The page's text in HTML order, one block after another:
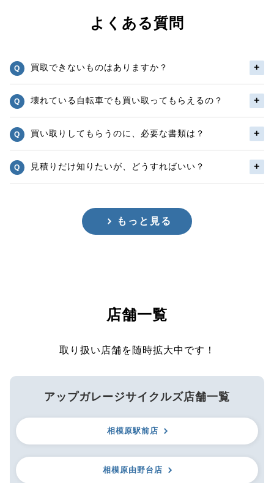
よくある質問
買取できないものはありますか？
壊れている自転車でも買い取ってもらえるの？
買い取りしてもらうのに、必要な書類は？
見積りだけ知りたいが、どうすればいい？
もっと見る
店舗一覧
取り扱い店舗を随時拡大中です！
アップガレージサイクルズ店舗一覧
相模原駅前店
相模原由野台店